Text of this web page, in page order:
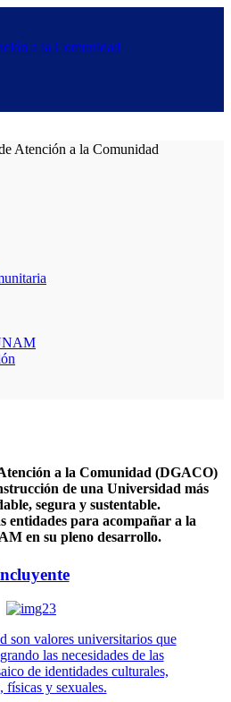
a la Comunidad (DGACO)
de una Universidad más
segura y sustentable.
entidades para acompañar a la
en su pleno desarrollo.
son valores universitarios que
las necesidades de las
de identidades culturales,
físicas y sexuales.